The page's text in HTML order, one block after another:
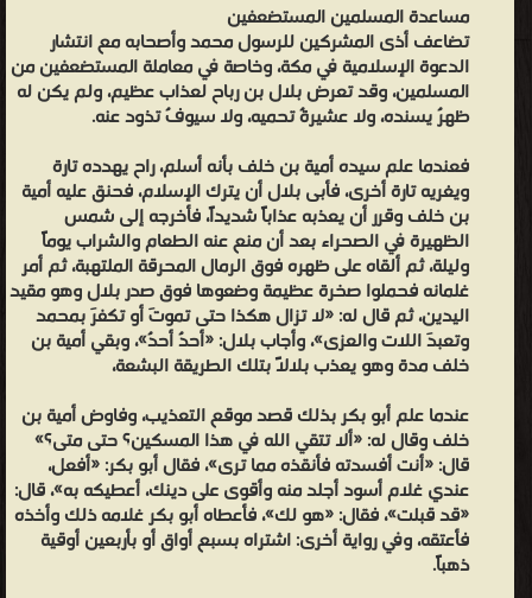
مساعدة المسلمين المستضعفين
تضاعف أذى المشركين للرسول محمد وأصحابه مع انتشار
الدعوة الإسلامية في مكة، وخاصة في معاملة المستضعفين من
المسلمين، وقد تعرض بلال بن رباح لعذاب عظيم، ولم يكن له
ظهرٌ يسنده، ولا عشيرةٌ تحميه، ولا سيوفٌ تذود عنه.
فعندما علم سيده أمية بن خلف بأنه أسلم، راح يهدده تارة
ويغريه تارة أخرى، فأبى بلال أن يترك الإسلام، فحنق عليه أمية
بن خلف وقرر أن يعذبه عذاباً شديداً، فأخرجه إلى شمس
الظهيرة في الصحراء بعد أن منع عنه الطعام والشراب يوماً
وليلة، ثم ألقاه على ظهره فوق الرمال المحرقة الملتهبة، ثم أمر
غلمانه فحملوا صخرة عظيمة وضعوها فوق صدر بلال وهو مقيد
اليدين، ثم قال له: «لا تزال هكذا حتى تموتَ أو تكفرَ بمحمد
وتعبدَ اللات والعزى»، وأجاب بلال: «أحدٌ أحدٌ»، وبقي أمية بن
خلف مدة وهو يعذب بلالاً بتلك الطريقة البشعة،
عندما علم أبو بكر بذلك قصد موقع التعذيب، وفاوض أمية بن
خلف وقال له: «ألا تتقي الله في هذا المسكين؟ حتى متى؟»
قال: «أنت أفسدته فأنقذه مما ترى»، فقال أبو بكر: «أفعل،
عندي غلام أسود أجلد منه وأقوى على دينك، أعطيكه به»، قال:
«قد قبلت»، فقال: «هو لك»، فأعطاه أبو بكر غلامه ذلك وأخذه
فأعتقه، وفي رواية أخرى: اشتراه بسبع أواق أو بأربعين أوقية
ذهباً.